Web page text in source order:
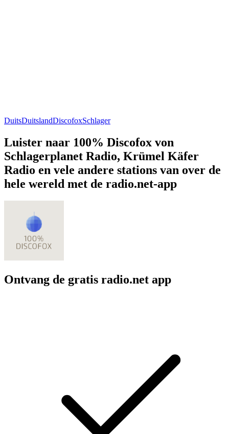
DuitsDuitslandDiscofoxSchlager
Luister naar 100% Discofox von
Schlagerplanet Radio, Krümel Käfer
Radio en vele andere stations van over de
hele wereld met de radio.net-app
Ontvang de gratis radio.net app